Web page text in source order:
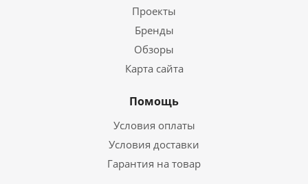
Проекты
Бренды
Обзоры
Карта сайта
Помощь
Условия оплаты
Условия доставки
Гарантия на товар